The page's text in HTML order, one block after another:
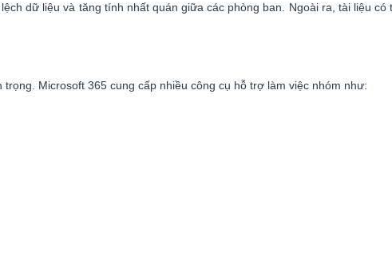
dữ liệu và tăng tính nhất quán giữa các phòng ban. Ngoài ra, tài liệu
Microsoft 365 cung cấp nhiều công cụ hỗ trợ làm việc nhóm như: